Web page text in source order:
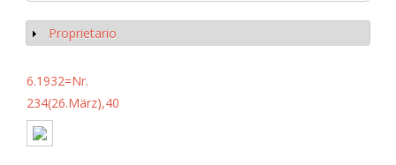
Mostrar
Proprietario
6.1932=Nr.
234(26.März),40